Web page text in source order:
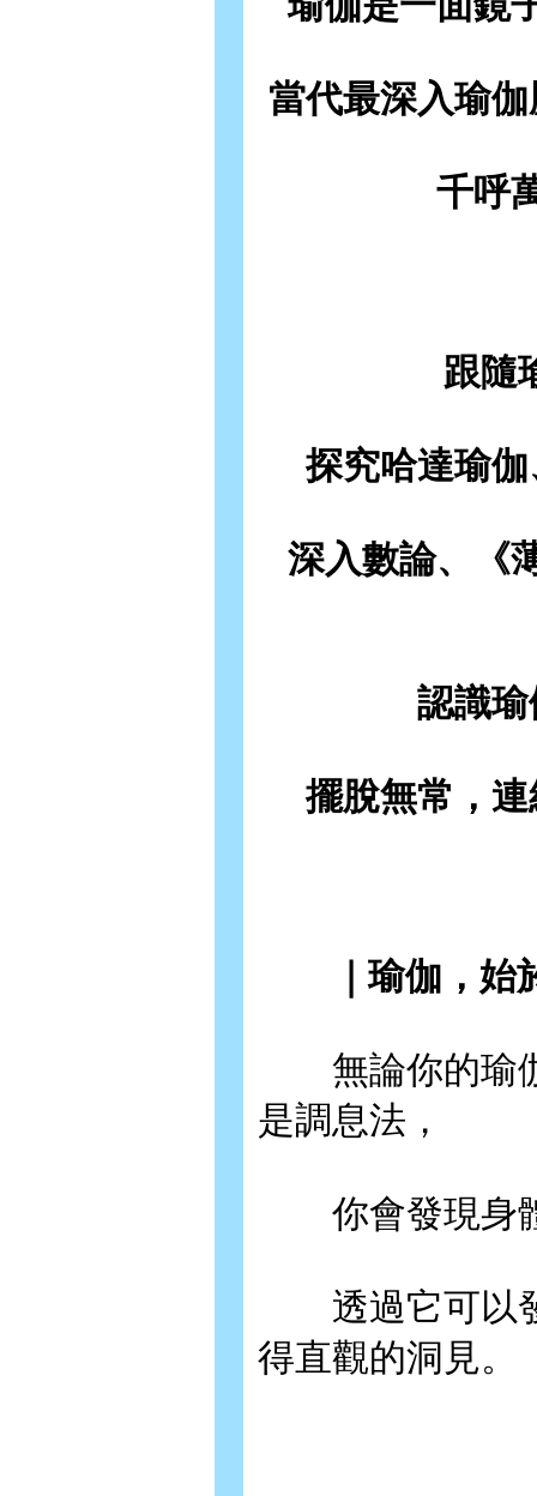
當代最深入瑜
千呼
跟隨
探究哈達瑜
深入數論、《
認識
擺脫無常，
｜瑜伽，始
無論你的瑜伽
是調息法，
你會發現身
透過它可以發
得直觀的洞見。